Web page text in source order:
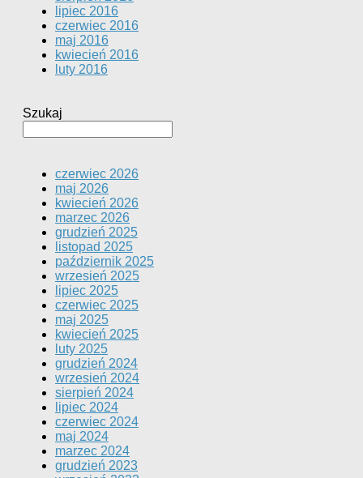
lipiec 2016
czerwiec 2016
maj 2016
kwiecień 2016
luty 2016
Szukaj
czerwiec 2026
maj 2026
kwiecień 2026
marzec 2026
grudzień 2025
listopad 2025
październik 2025
wrzesień 2025
lipiec 2025
czerwiec 2025
maj 2025
kwiecień 2025
luty 2025
grudzień 2024
wrzesień 2024
sierpień 2024
lipiec 2024
czerwiec 2024
maj 2024
marzec 2024
grudzień 2023